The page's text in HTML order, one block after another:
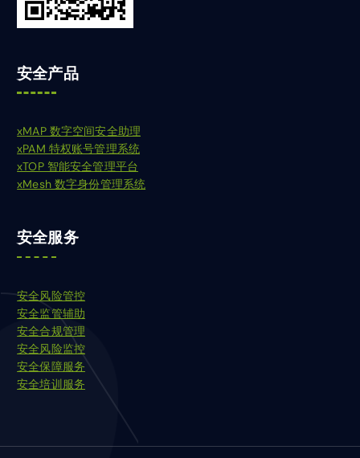
安全产品
xMAP 数字空间安全助理
xPAM 特权账号管理系统
xTOP 智能安全管理平台
xMesh 数字身份管理系统
安全服务
安全风险管控
安全监管辅助
安全合规管理
安全风险监控
安全保障服务
安全培训服务